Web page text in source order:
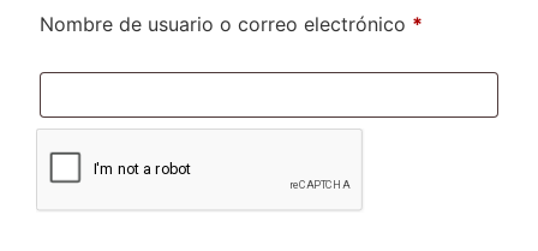
Nombre de usuario o correo electrónico *